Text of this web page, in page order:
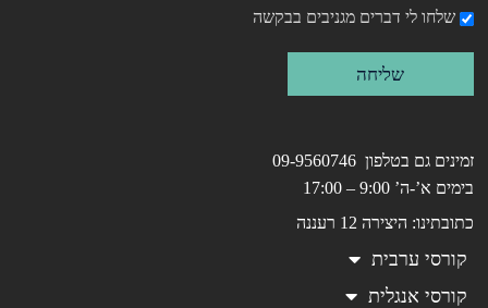
שלחו לי דברים מגניבים בבקשה
שליחה
זמינים גם בטלפון 09-9560746
בימים א’-ה’ 9:00 – 17:00
כתובתינו: היצירה 12 רעננה
קורסי ערבית
קורסי אנגלית